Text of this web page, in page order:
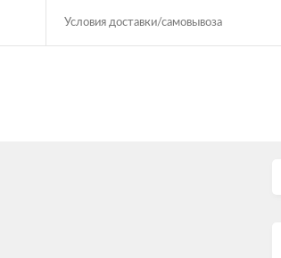
Условия доставки/самовывоза